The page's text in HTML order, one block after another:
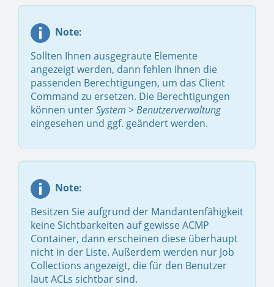
Note:
Sollten Ihnen ausgegraute Elemente
angezeigt werden, dann fehlen Ihnen die
passenden Berechtigungen, um das Client
Command zu ersetzen. Die Berechtigungen
können unterSystem >Benutzerverwaltung
eingesehen und ggf. geändert werden.
Note:
Besitzen Sie aufgrund der Mandantenfähigkeit
keine Sichtbarkeiten auf gewisse ACMP
Container, dann erscheinen diese überhaupt
nicht in der Liste. Außerdem werden nur Job
Collections angezeigt, die für den Benutzer
laut ACLs sichtbar sind.